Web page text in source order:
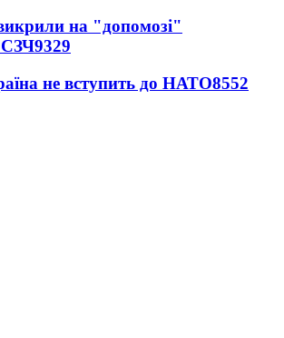
на "допомозі"
СЗЧ9329
не вступить до НАТО8552